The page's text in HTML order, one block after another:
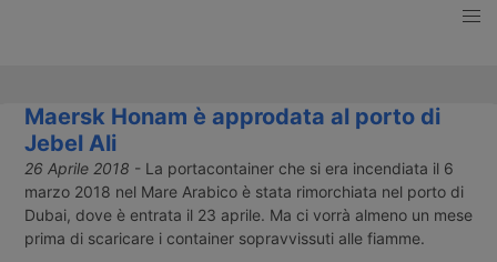
Maersk Honam è approdata al porto di
Jebel Ali
26 Aprile 2018 - La portacontainer che si era incendiata il 6
marzo 2018 nel Mare Arabico è stata rimorchiata nel porto di
Dubai, dove è entrata il 23 aprile. Ma ci vorrà almeno un mese
prima di scaricare i container sopravvissuti alle fiamme.